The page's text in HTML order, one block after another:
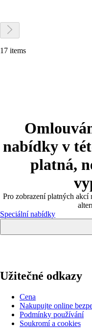
17 items
nabídky v
platná,
Pro zobrazení platných akcí
Speciální nabídky
Užitečné odkazy
Cena
Nakupujte online
Podmínky používání
Soukromí a cookies